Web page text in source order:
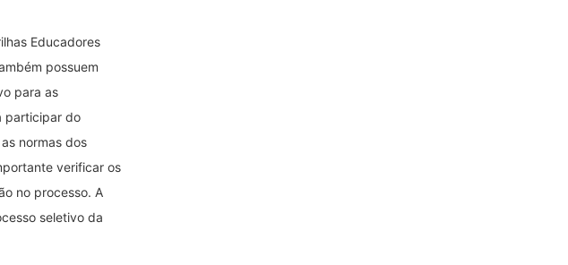
Educadores
possuem
para as
participar do
normas dos
verificar os
no processo. A
seletivo da